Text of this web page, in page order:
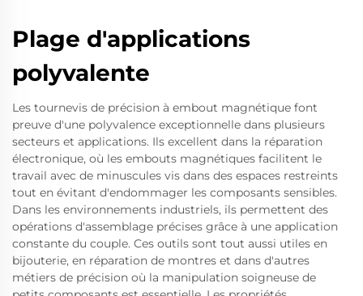
Plage d'applications
polyvalente
Les tournevis de précision à embout magnétique font
preuve d'une polyvalence exceptionnelle dans plusieurs
secteurs et applications. Ils excellent dans la réparation
électronique, où les embouts magnétiques facilitent le
travail avec de minuscules vis dans des espaces restreints
tout en évitant d'endommager les composants sensibles.
Dans les environnements industriels, ils permettent des
opérations d'assemblage précises grâce à une application
constante du couple. Ces outils sont tout aussi utiles en
bijouterie, en réparation de montres et dans d'autres
métiers de précision où la manipulation soigneuse de